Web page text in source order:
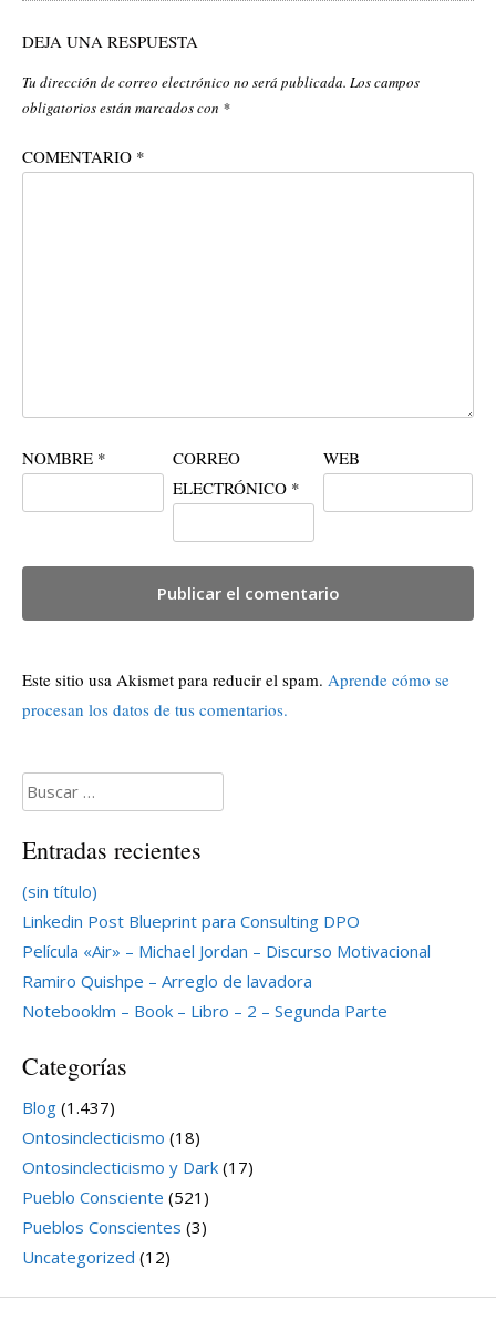
DEJA UNA RESPUESTA
Tu dirección de correo electrónico no será publicada. Los campos
obligatorios están marcados con *
COMENTARIO *
NOMBRE *
CORREO
ELECTRÓNICO *
WEB
Este sitio usa Akismet para reducir el spam. Aprende cómo se
procesan los datos de tus comentarios.
Buscar:
Entradas recientes
(sin título)
Linkedin Post Blueprint para Consulting DPO
Película «Air» – Michael Jordan – Discurso Motivacional
Ramiro Quishpe – Arreglo de lavadora
Notebooklm – Book – Libro – 2 – Segunda Parte
Categorías
Blog (1.437)
Ontosinclecticismo (18)
Ontosinclecticismo y Dark (17)
Pueblo Consciente (521)
Pueblos Conscientes (3)
Uncategorized (12)